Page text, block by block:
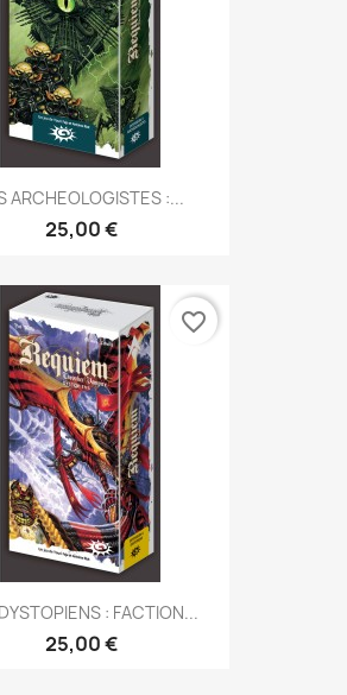
ARCHEOLOGISTES :...
25,00 €
: FACTION...
25,00 €
favorite_border